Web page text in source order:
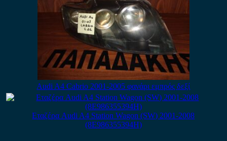
Audi A4 Cabrio 2001-2005 φανάρι εμπρός δεξί
Εταζέρα Audi A4 Station Wagon (SW) 2001-2008
(8E986355394H)